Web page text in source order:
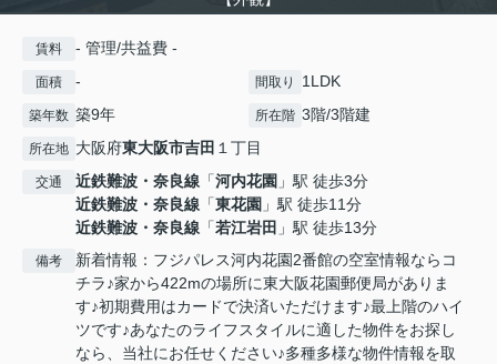
賃料 - 管理/共益費 -
面積 - 間取り 1LDK
築年数 築9年 所在階 3階/3階建
所在地 大阪府東大阪市吉田 １丁目
交通 近鉄難波・奈良線 「河内花園 」駅 徒歩3分
近鉄難波・奈良線 「東花園 」駅 徒歩11分
近鉄難波・奈良線 「若江岩田 」駅 徒歩13分
備考
新着情報：フジパレス河内花園2番館の空室情報ならコ
チラ♪家から422mの場所に東大阪花園郵便局がありま
す♪初期費用はカードで決済いただけます♪最上階のハイ
ツです♪あなたのライフスタイルに適した物件をお探し
なら、当社にお任せください♪多種多様な物件情報を取